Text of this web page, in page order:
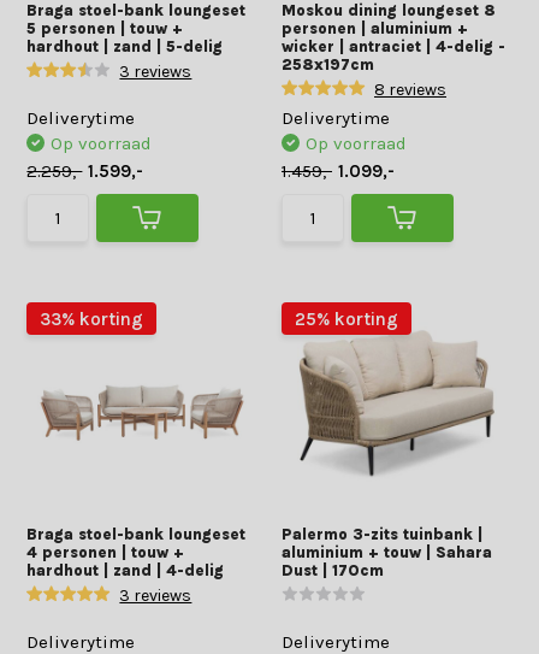
Braga stoel-bank loungeset
5 personen | touw +
hardhout | zand | 5-delig
3 reviews
Deliverytime
Op voorraad
2.259,- 1.599,-
Moskou dining loungeset 8
personen | aluminium +
wicker | antraciet | 4-delig -
258x197cm
8 reviews
Deliverytime
Op voorraad
1.459,- 1.099,-
33% korting
Braga stoel-bank loungeset
4 personen | touw +
hardhout | zand | 4-delig
3 reviews
Deliverytime
25% korting
Palermo 3-zits tuinbank |
aluminium + touw | Sahara
Dust | 170cm
Deliverytime